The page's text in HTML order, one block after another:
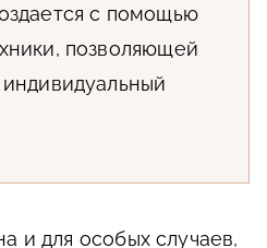
с помощью
позволяющей
и для особых случаев,